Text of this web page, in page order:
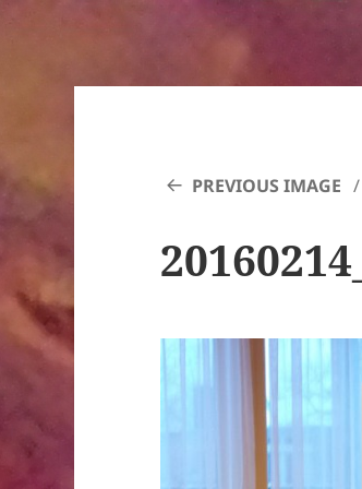
PREVIOUS IMAGE